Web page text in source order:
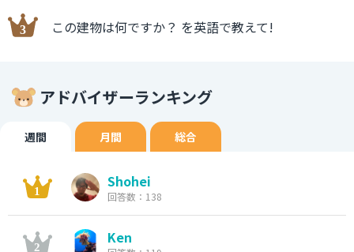
この建物は何ですか？ を英語で教えて!
アドバイザーランキング
週間 月間 総合
Shohei
回答数：138
Ken